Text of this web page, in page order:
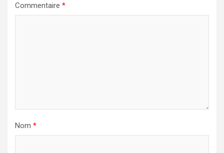
Commentaire *
Nom *